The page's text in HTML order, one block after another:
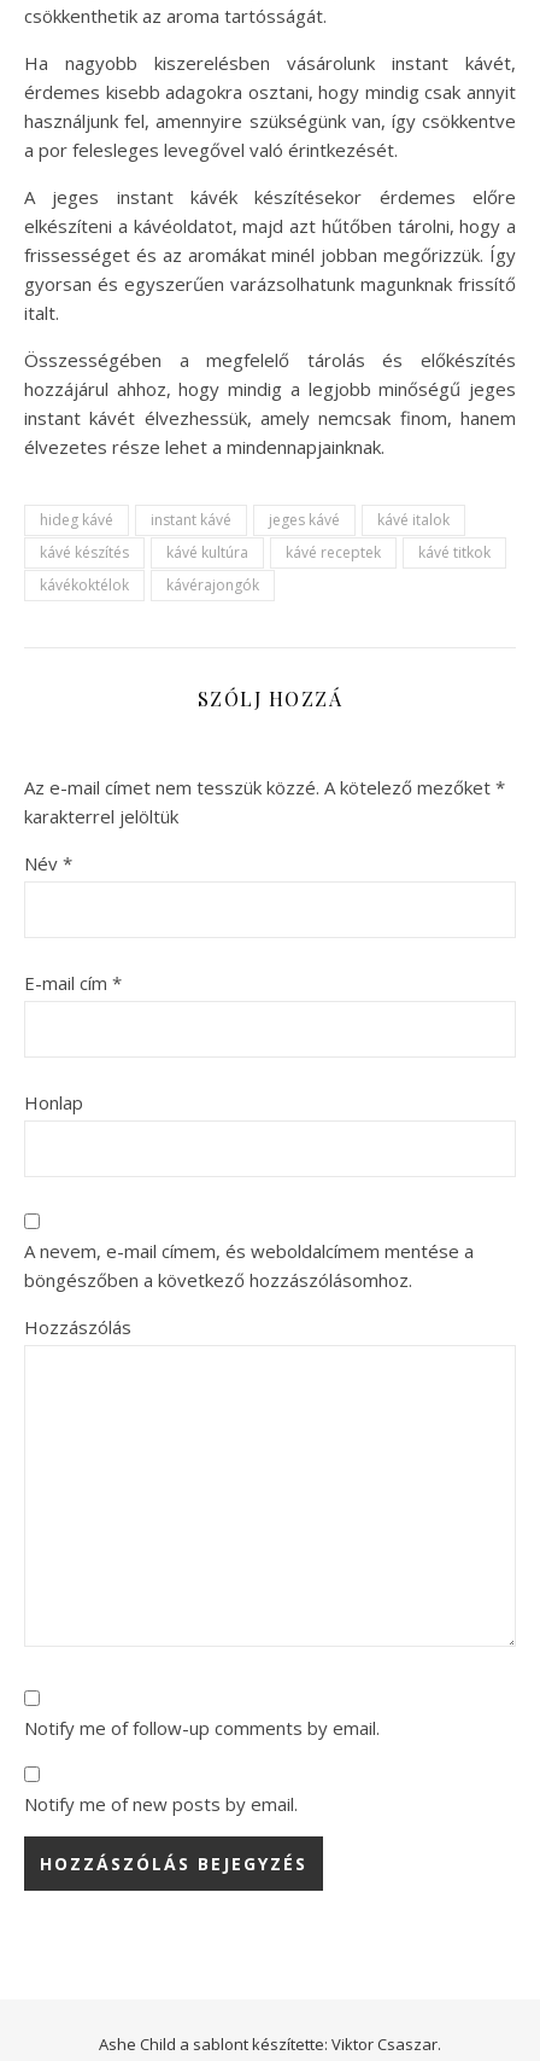
csökkenthetik az aroma tartósságát.
Ha nagyobb kiszerelésben vásárolunk instant kávét,
érdemes kisebb adagokra osztani, hogy mindig csak annyit
használjunk fel, amennyire szükségünk van, így csökkentve
a por felesleges levegővel való érintkezését.
A jeges instant kávék készítésekor érdemes előre
elkészíteni a kávéoldatot, majd azt hűtőben tárolni, hogy a
frissességet és az aromákat minél jobban megőrizzük. Így
gyorsan és egyszerűen varázsolhatunk magunknak frissítő
italt.
Összességében a megfelelő tárolás és előkészítés
hozzájárul ahhoz, hogy mindig a legjobb minőségű jeges
instant kávét élvezhessük, amely nemcsak finom, hanem
élvezetes része lehet a mindennapjainknak.
hideg kávé instant kávé jeges kávé
kávé italok
kávé készítés
kávé kultúra kávé receptek
kávé titkok
kávékoktélok
kávérajongók
SZÓLJ HOZZÁ
Az e-mail címet nem tesszük közzé. A kötelező mezőket *
karakterrel jelöltük
Név *
E-mail cím *
Honlap
A nevem, e-mail címem, és weboldalcímem mentése a
böngészőben a következő hozzászólásomhoz.
Hozzászólás
Notify me of follow-up comments by email.
Notify me of new posts by email.
Ashe Child a sablont készítette: Viktor Csaszar.